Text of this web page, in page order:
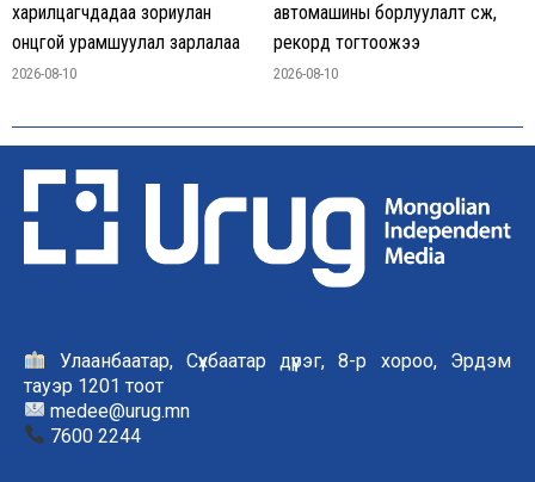
харилцагчдадаа зориулан
онцгой урамшуулал зарлалаа
2026-08-10
автомашины борлуулалт өсөж,
рекорд тогтоожээ
2026-08-10
Улаанбаатар, Сүхбаатар дүүрэг, 8-р хороо, Эрдэм
тауэр 1201 тоот
medee@urug.mn
7600 2244